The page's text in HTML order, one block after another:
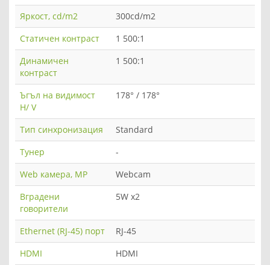
Яркост, cd/m2
300cd/m2
Статичен контраст
1 500:1
Динамичен
контраст
1 500:1
Ъгъл на видимост
H/ V
178° / 178°
Тип синхронизация
Standard
Тунер
-
Web камера, MP
Webcam
Вградени
говорители
5W x2
Ethernet (RJ-45) порт
RJ-45
HDMI
HDMI